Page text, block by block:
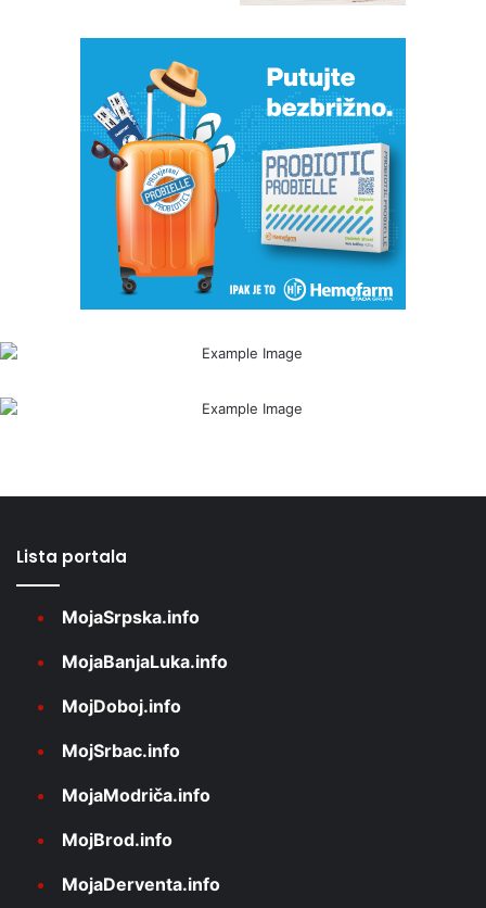
Lista portala
MojaSrpska.info
MojaBanjaLuka.info
MojDoboj.info
MojSrbac.info
MojaModriča.info
MojBrod.info
MojaDerventa.info